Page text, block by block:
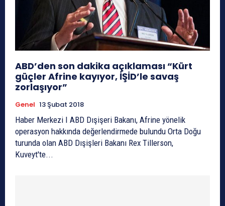
ABD’den son dakika açıklaması “Kürt
güçler Afrine kayıyor, İŞİD’le savaş
zorlaşıyor”
Genel 13 Şubat 2018
Haber Merkezi I ABD Dışişeri Bakanı, Afrine yönelik
operasyon hakkında değerlendirmede bulundu Orta Doğu
turunda olan ABD Dışişleri Bakanı Rex Tillerson,
Kuveyt'te...